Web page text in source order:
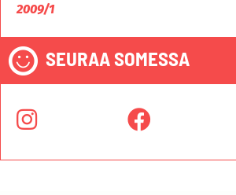
2009/1
SEURAA SOMESSA